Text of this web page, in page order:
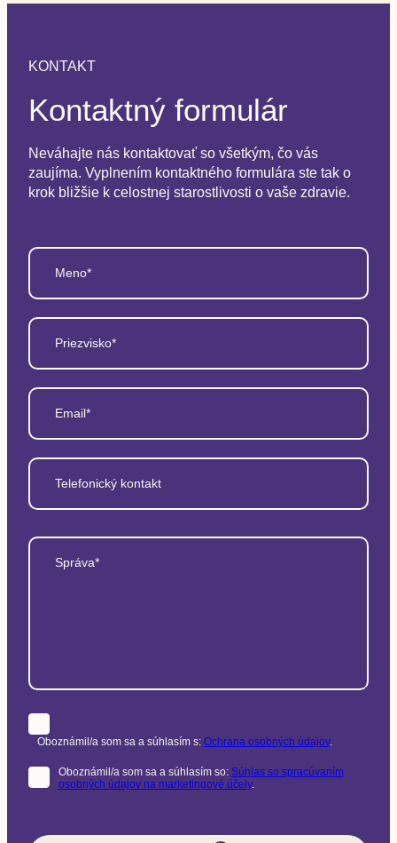
KONTAKT
Kontaktný formulár
Neváhajte nás kontaktovať so všetkým, čo vás
zaujíma. Vyplnením kontaktného formulára ste tak o
krok bližšie k celostnej starostlivosti o vaše zdravie.
Meno*
Priezvisko*
Email*
Telefonický kontakt
Správa*
Oboznámil/a som sa a súhlasím s: Ochrana osobných údajov.
Oboznámil/a som sa a súhlasím so: Súhlas so spracúvaním
osobných údajov na marketingové účely.